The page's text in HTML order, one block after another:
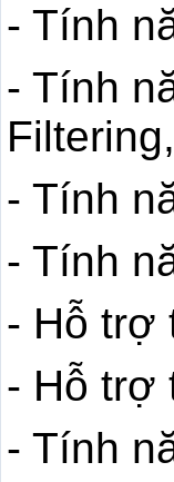
- Tính
- Tính
- Tính
- Tính
- Hỗ trợ
- Hỗ trợ
- Tính